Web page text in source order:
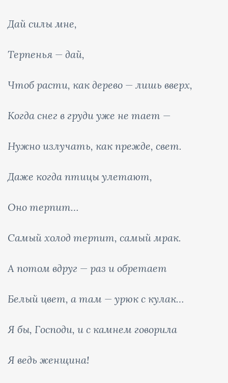
Дай силы мне,
Терпенья — дай,
Чтоб расти, как дерево — лишь вверх,
Когда снег в груди уже не тает —
Нужно излучать, как прежде, свет.
Даже когда птицы улетают,
Оно терпит…
Самый холод терпит, самый мрак.
А потом вдруг — раз и обретает
Белый цвет, а там — урюк с кулак…
Я бы, Господи, и с камнем говорила
Я ведь женщина!